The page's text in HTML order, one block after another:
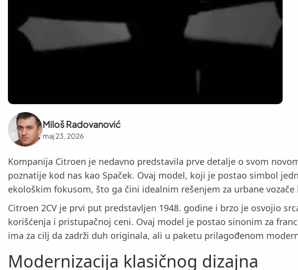
Miloš Radovanović
maj 23, 2026
Kompanija Citroen je nedavno predstavila prve detalje o svom
poznatije kod nas kao Spaček. Ovaj model, koji je postao simbol
ekološkim fokusom, što ga čini idealnim rešenjem za urbane
Citroen 2CV je prvi put predstavljen 1948. godine i brzo je osvojio
korišćenja i pristupačnoj ceni. Ovaj model je postao sinonim za
ima za cilj da zadrži duh originala, ali u paketu prilagođenom
Modernizacija klasičnog dizajna